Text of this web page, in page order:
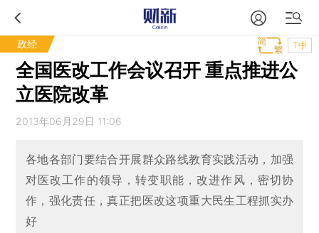
政经 T中
全国医改工作会议召开 重点推进公
立医院改革
2013年06月29日 11:06
各地各部门要结合开展群众路线教育实践活动，加强
对医改工作的领导，转变职能，改进作风，密切协
作，强化责任，真正把医改这项重大民生工程抓实办
好